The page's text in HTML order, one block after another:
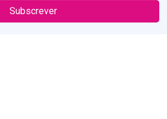
Subscrever